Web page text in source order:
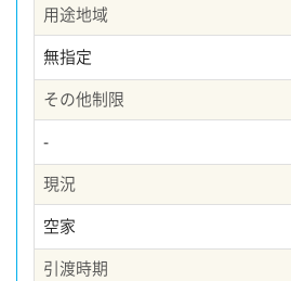
用途地域
無指定
その他制限
-
現況
空家
引渡時期